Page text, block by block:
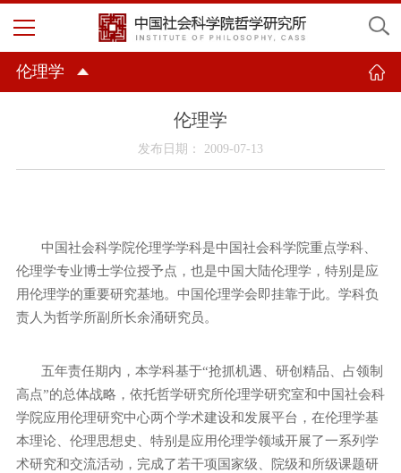
伦理学
伦理学
发布日期： 2009-07-13
中国社会科学院伦理学学科是中国社会科学院重点学科、
伦理学专业博士学位授予点，也是中国大陆伦理学，特别是应
用伦理学的重要研究基地。中国伦理学会即挂靠于此。学科负
责人为哲学所副所长余涌研究员。
五年责任期内，本学科基于“抢抓机遇、研创精品、占领制
高点”的总体战略，依托哲学研究所伦理学研究室和中国社会科
学院应用伦理研究中心两个学术建设和发展平台，在伦理学基
本理论、伦理思想史、特别是应用伦理学领域开展了一系列学
术研究和交流活动，完成了若干项国家级、院级和所级课题研